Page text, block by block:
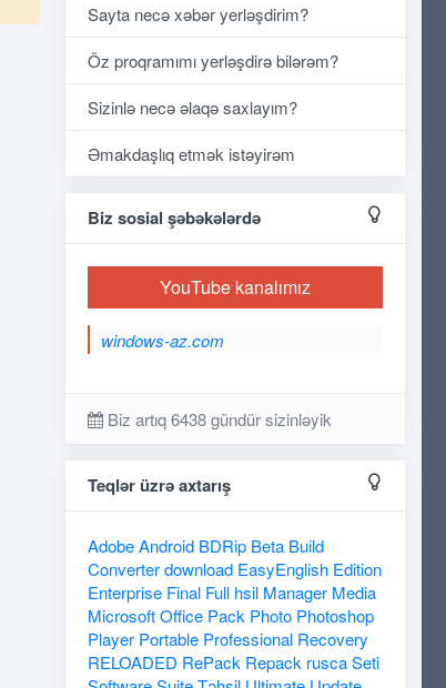
Sayta necə xəbər yerləşdirim?
Öz proqramımı yerləşdirə bilərəm?
Sizinlə necə əlaqə saxlayım?
Əmakdaşlıq etmək istəyirəm
Biz sosial şəbəkələrdə
YouTube kanalımız
windows-az.com
Biz artıq 6438 gündür sizinləyik
Teqlər üzrə axtarış
Adobe Android BDRip Beta Build
Converter download EasyEnglish Edition
Enterprise Final Full hsil Manager Media
Microsoft Office Pack Photo Photoshop
Player Portable Professional Recovery
RELOADED RePack Repack rusca Seti